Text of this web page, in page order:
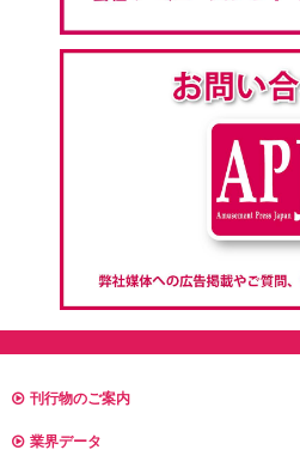
刊行物のご案内
業界データ